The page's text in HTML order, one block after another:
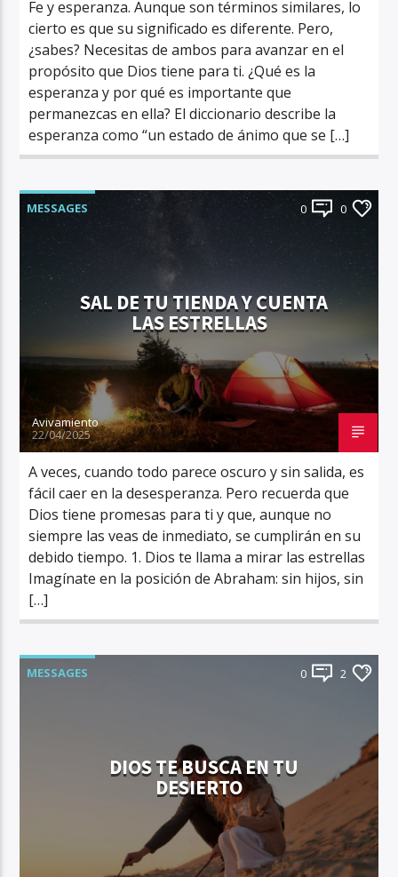
Fe y esperanza. Aunque son términos similares, lo
cierto es que su significado es diferente. Pero,
¿sabes? Necesitas de ambos para avanzar en el
propósito que Dios tiene para ti. ¿Qué es la
esperanza y por qué es importante que
permanezcas en ella? El diccionario describe la
esperanza como “un estado de ánimo que se […]
MESSAGES 0 0
SAL DE TU TIENDA Y CUENTA
LAS ESTRELLAS
Avivamiento
22/04/2025
A veces, cuando todo parece oscuro y sin salida, es
fácil caer en la desesperanza. Pero recuerda que
Dios tiene promesas para ti y que, aunque no
siempre las veas de inmediato, se cumplirán en su
debido tiempo. 1. Dios te llama a mirar las estrellas
Imagínate en la posición de Abraham: sin hijos, sin
[…]
MESSAGES 0 2
DIOS TE BUSCA EN TU
DESIERTO